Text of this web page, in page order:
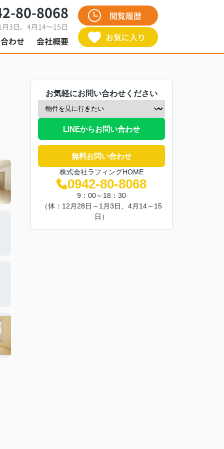
80-8068
3日、4月14～15日
わせ 会社概要
閲覧履歴
お気に入り
お気軽にお問い合わせください
LINEからお問い合わせ
無料お問い合わせ
株式会社ラフィングHOME
0942-80-8068
9：00～18：30
（休：12月28日～1月3日、4月14～15
日）